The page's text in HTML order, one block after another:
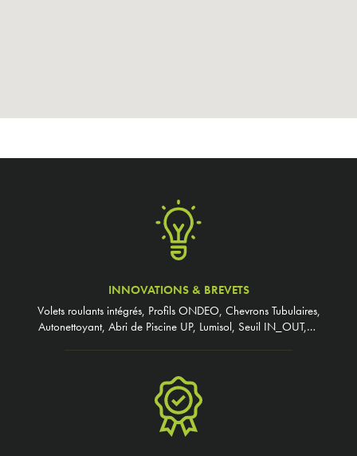
INNOVATIONS & BREVETS
Volets roulants intégrés, Profils ONDEO, Chevrons Tubulaires,
Autonettoyant, Abri de Piscine UP, Lumisol, Seuil IN_OUT,…